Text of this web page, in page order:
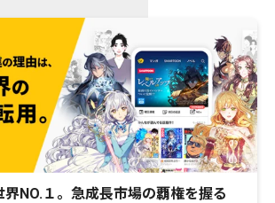
NO.１。急成長市場の覇権を握る